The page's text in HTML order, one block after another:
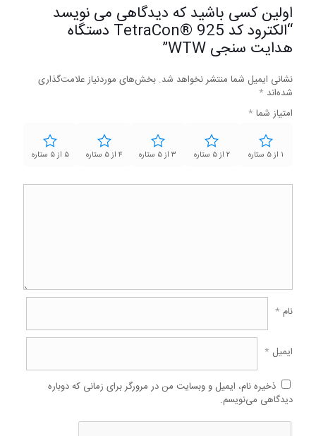
اولین کسی باشید که دیدگاهی می نویسد
“الکترود کد TetraCon® 925 دستگاه
هدایت سنجی WTW”
نشانی ایمیل شما منتشر نخواهد شد. بخش‌های موردنیاز علامت‌گذاری
شده‌اند *
امتیاز شما *
۱ از ۵ ستاره ۲ از ۵ ستاره ۳ از ۵ ستاره ۴ از ۵ ستاره ۵ از ۵ ستاره
نام *
ایمیل *
ذخیره نام، ایمیل و وبسایت من در مرورگر برای زمانی که دوباره
دیدگاهی می‌نویسم.